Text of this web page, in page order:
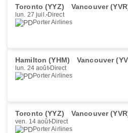
Toronto (YYZ) Vancouver
lun. 27 juil. Direct
Porter Airlines
Hamilton (YHM) Vancouver
lun. 24 août Direct
Porter Airlines
Toronto (YYZ) Vancouver
ven. 14 août Direct
Porter Airlines